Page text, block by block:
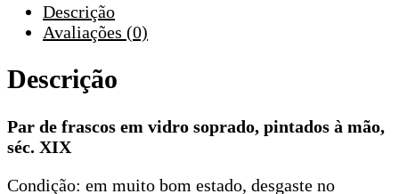
séc.
XIX
Descrição
Avaliações (0)
Descrição
Par de frascos em vidro soprado, pintados à mão,
séc. XIX
Condição: em muito bom estado, desgaste no